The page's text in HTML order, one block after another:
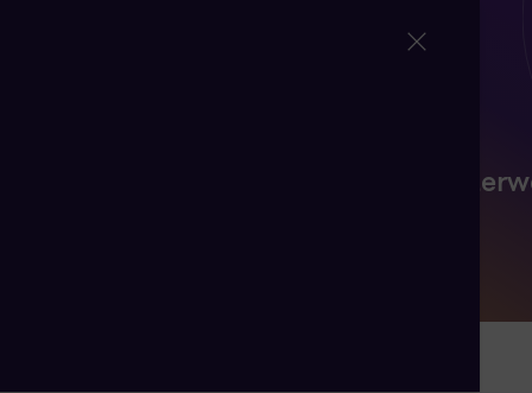
Rzecznik Praw Obywatelskich